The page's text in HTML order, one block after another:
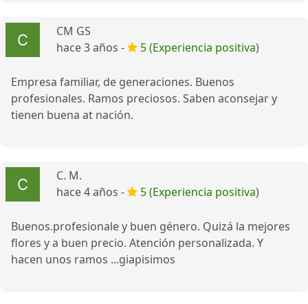
CM GS
hace 3 años -
5 (Experiencia positiva)
Empresa familiar, de generaciones. Buenos
profesionales. Ramos preciosos. Saben aconsejar y
tienen buena at nación.
C. M.
hace 4 años -
5 (Experiencia positiva)
Buenos.profesionale y buen género. Quizá la mejores
flores y a buen precio. Atención personalizada. Y
hacen unos ramos ...giapisimos